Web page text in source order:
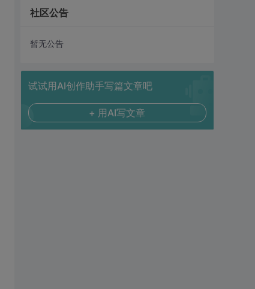
社区公告
暂无公告
试试用AI创作助手写篇文章吧
+ 用AI写文章